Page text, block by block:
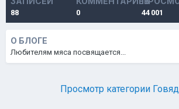
88 0 44 001
О БЛОГЕ
Любителям мяса посвящается...
Просмотр категории